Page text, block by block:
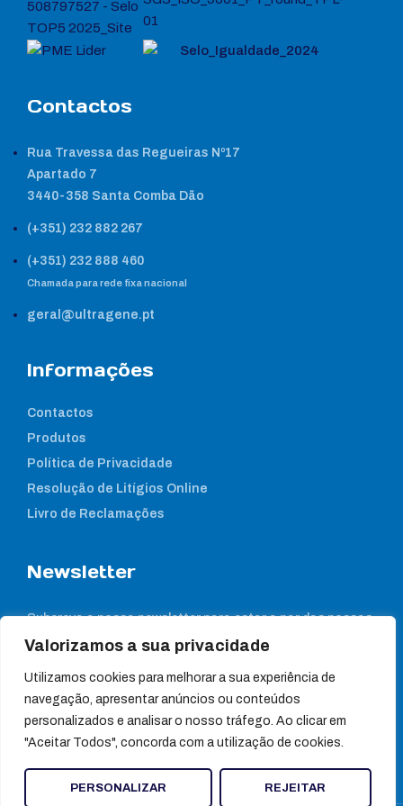
Valorizamos a sua privacidade
Utilizamos cookies para melhorar a sua experiência de
navegação, apresentar anúncios ou conteúdos
personalizados e analisar o nosso tráfego. Ao clicar em
"Aceitar Todos", concorda com a utilização de cookies.
PERSONALIZAR REJEITAR
Contactos
Rua Travessa das Regueiras Nº17
Apartado 7
3440-358 Santa Comba Dão
(+351) 232 882 267
(+351) 232 888 460
Chamada para rede fixa nacional
geral@ultragene.pt
Informações
Contactos
Produtos
Política de Privacidade
Resolução de Litígios Online
Livro de Reclamações
Newsletter
Subcreva a nossa newsletter para estar a par das nossas
notícias